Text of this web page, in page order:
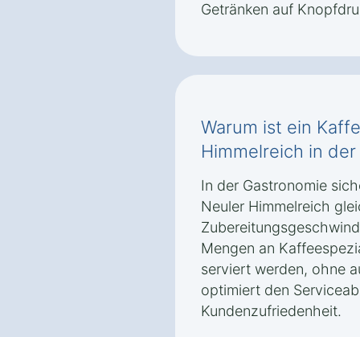
Getränken auf
Warum ist ein
Himmelreich in
In der Gastronomie
Neuler Himmelreich
Mengen an
serviert werden, ohne
optimiert den
Kundenzufriedenheit.